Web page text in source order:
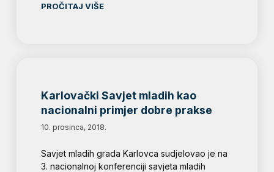
PROČITAJ VIŠE
Karlovački Savjet mladih kao
nacionalni primjer dobre prakse
10. prosinca, 2018.
Savjet mladih grada Karlovca sudjelovao je na
3. nacionalnoj konferenciji savjeta mladih